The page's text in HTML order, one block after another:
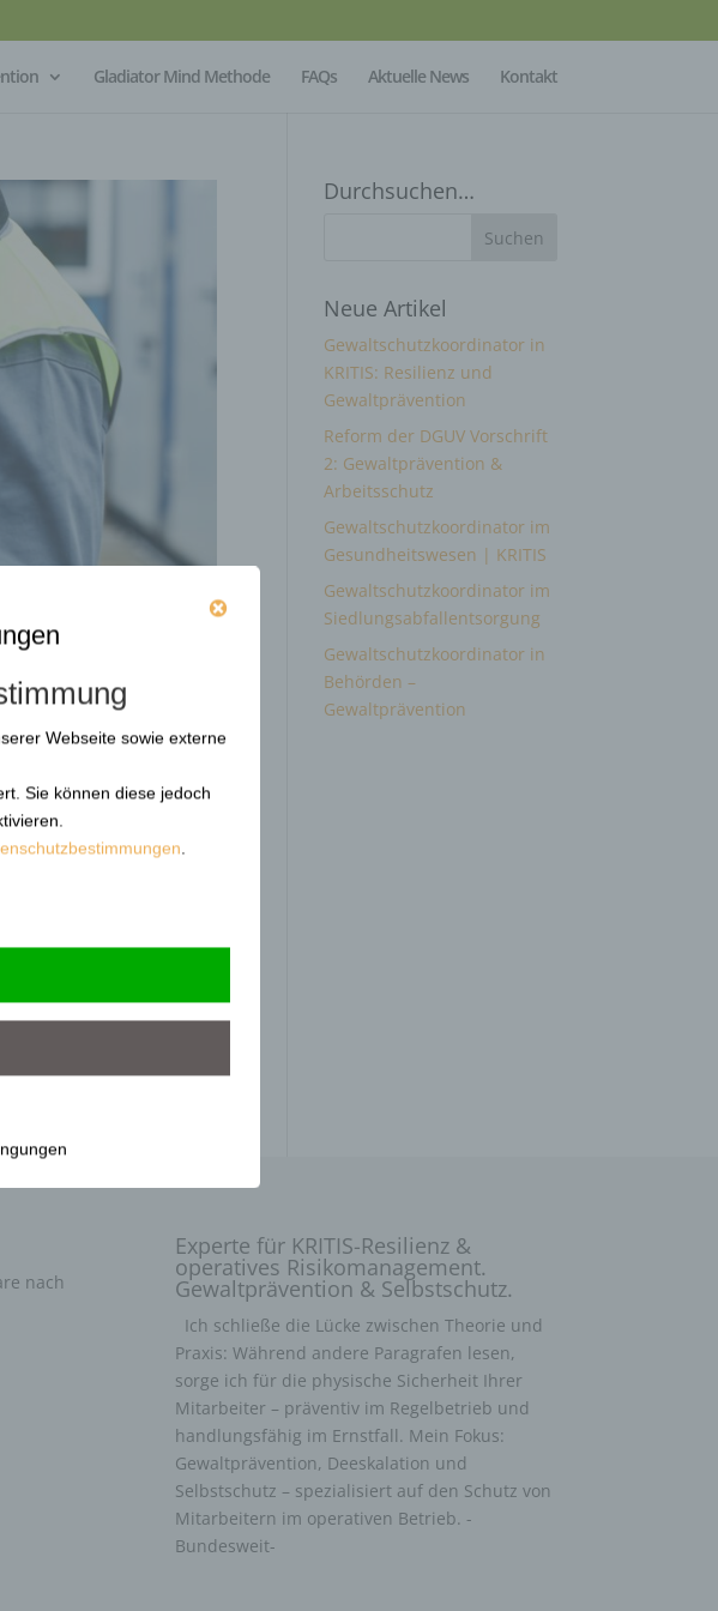
Gladiator Mind Methode FAQs Aktuelle News Kontakt
Der Bundesrat stimmte
2026 offiziell in Kraft
Durchsuchen…
Neue Artikel
Gewaltschutzkoordinator in
KRITIS: Resilienz und
Gewaltprävention
Reform der DGUV Vorschrift
2: Gewaltprävention &
Arbeitsschutz
Gewaltschutzkoordinator im
Gesundheitswesen | KRITIS
Gewaltschutzkoordinator im
Siedlungsabfallentsorgung
Gewaltschutzkoordinator in
Behörden –
Gewaltprävention
nach
Experte für KRITIS-Resilienz &
operatives Risikomanagement.
Gewaltprävention & Selbstschutz.
Ich schließe die Lücke zwischen Theorie und
Praxis: Während andere Paragrafen lesen,
sorge ich für die physische Sicherheit Ihrer
Mitarbeiter – präventiv im Regelbetrieb und
handlungsfähig im Ernstfall. Mein Fokus:
Gewaltprävention, Deeskalation und
Selbstschutz – spezialisiert auf den Schutz von
Mitarbeitern im operativen Betrieb. -
Bundesweit-
Webseite sowie externe
Sie können diese jedoch